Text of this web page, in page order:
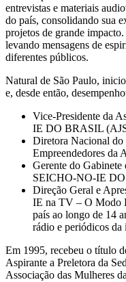
entrevistas e materiais
do país, consolidando sua
projetos de grande
levando mensagens de
diferentes públicos.
Natural de São Paulo,
e, desde então,
Vice-Presidente da
IE DO BRASIL
Diretora Nacional do
Empreendedores da
Gerente do
SEICHO-NO-IE
Direção Geral e
IE na TV – O Modo
país ao longo de 14
rádio e periódicos da
Em 1995, recebeu o título
Aspirante a Preletora da
Associação das Mulheres